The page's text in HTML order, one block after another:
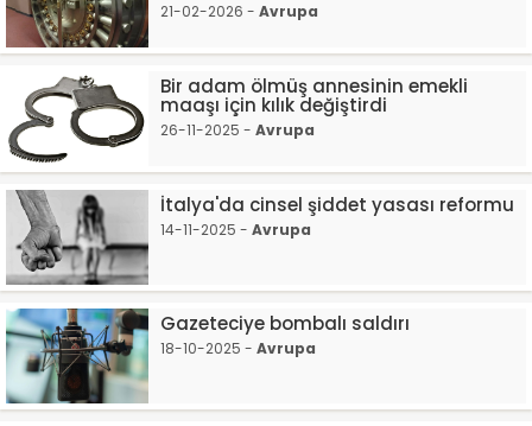
21-02-2026 - Avrupa
Bir adam ölmüş annesinin emekli
maaşı için kılık değiştirdi
26-11-2025 - Avrupa
İtalya'da cinsel şiddet yasası reformu
14-11-2025 - Avrupa
Gazeteciye bombalı saldırı
18-10-2025 - Avrupa